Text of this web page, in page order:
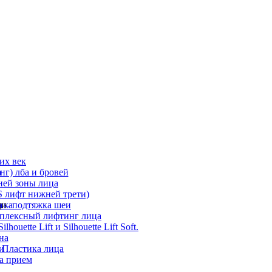
век
лба и бровей
зоны лица
лифт нижней трети)
– подтяжка шеи
лифтинг лица
Lift и Silhouette Lift Soft.
лица
прием